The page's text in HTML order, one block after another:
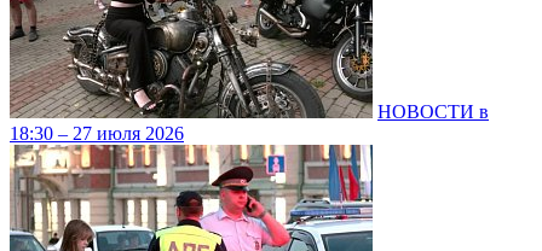
НОВОСТИ в
18:30 – 27 июля 2026